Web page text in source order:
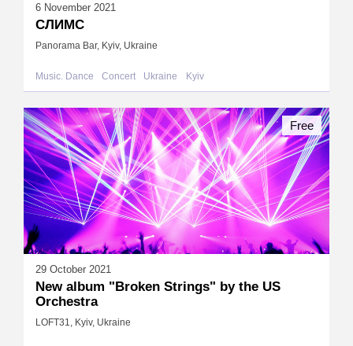
6 November 2021
СЛИМС
Panorama Bar, Kyiv, Ukraine
Music. Dance Concert Ukraine Kyiv
29 October 2021
New album "Broken Strings" by the US
Orchestra
LOFT31, Kyiv, Ukraine
Free